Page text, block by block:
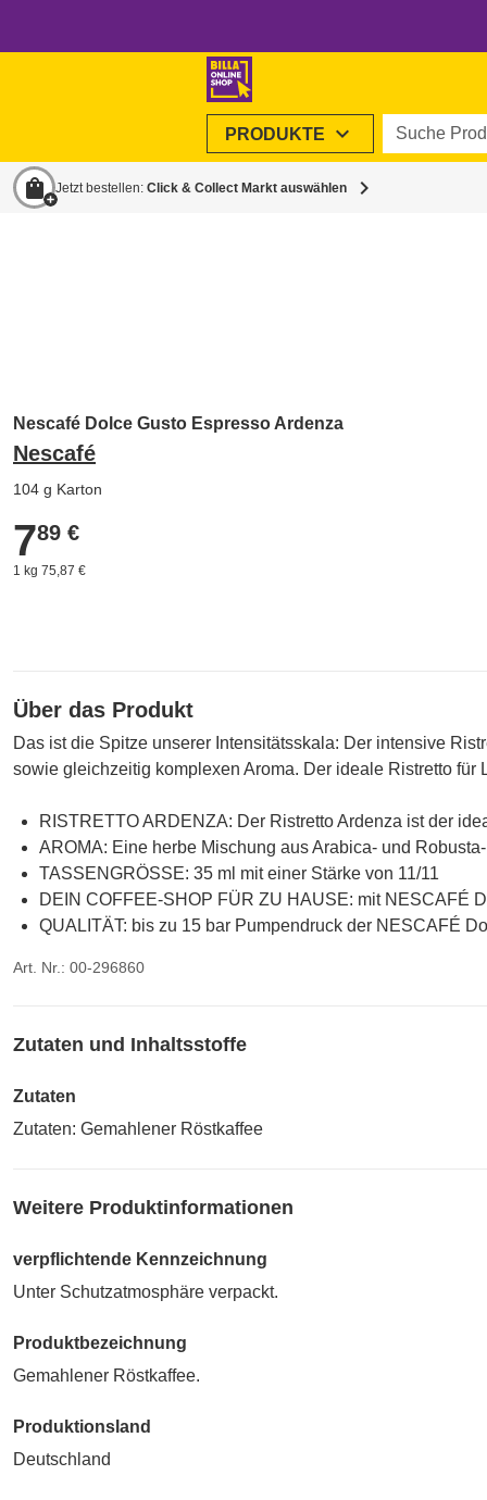
PRODUKTE expand_more Suche
shopping_bag Jetzt bestellen: Click & Collect Markt auswählen chevron_right
Nescafé Dolce Gusto Espresso Ardenza
Nescafé
104 g Karton
7,89 €
789 €
1 kg 75,87 €
Über das Produkt
Das ist die Spitze unserer Intensitätsskala: Der intensive
sowie gleichzeitig komplexen Aroma. Der ideale Ristretto für
RISTRETTO ARDENZA: Der Ristretto Ardenza ist der
AROMA: Eine herbe Mischung aus Arabica- und
TASSENGRÖSSE: 35 ml mit einer Stärke von 11/11
DEIN COFFEE-SHOP FÜR ZU HAUSE: mit NESCAFÉ
QUALITÄT: bis zu 15 bar Pumpendruck der NESCAFÉ
Art. Nr.: 00-296860
Zutaten und Inhaltsstoffe
Zutaten
Zutaten: Gemahlener Röstkaffee
Weitere Produktinformationen
verpflichtende Kennzeichnung
Unter Schutzatmosphäre verpackt.
Produktbezeichnung
Gemahlener Röstkaffee.
Produktionsland
Deutschland